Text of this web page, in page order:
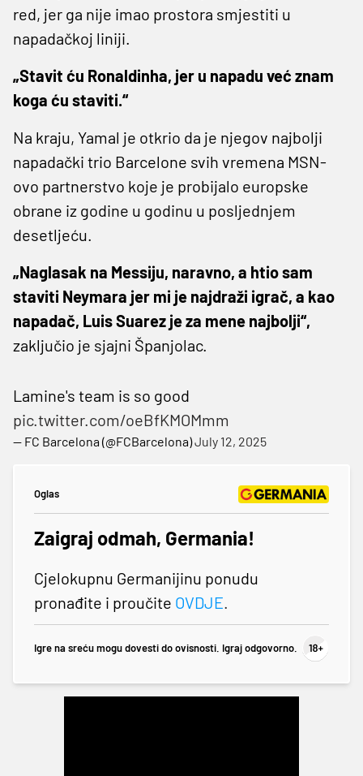
red, jer ga nije imao prostora smjestiti u
napadačkoj liniji.
„Stavit ću Ronaldinha, jer u napadu već znam
koga ću staviti.“
Na kraju, Yamal je otkrio da je njegov najbolji
napadački trio Barcelone svih vremena MSN-
ovo partnerstvo koje je probijalo europske
obrane iz godine u godinu u posljednjem
desetljeću.
„Naglasak na Messiju, naravno, a htio sam
staviti Neymara jer mi je najdraži igrač, a kao
napadač, Luis Suarez je za mene najbolji“,
zaključio je sjajni Španjolac.
Lamine's team is so good
pic.twitter.com/oeBfKMOMmm
— FC Barcelona (@FCBarcelona)July 12, 2025
Oglas
Zaigraj odmah, Germania!
Cjelokupnu Germanijinu ponudu
pronađite i proučite OVDJE.
Igre na sreću mogu dovesti do ovisnosti. Igraj odgovorno.